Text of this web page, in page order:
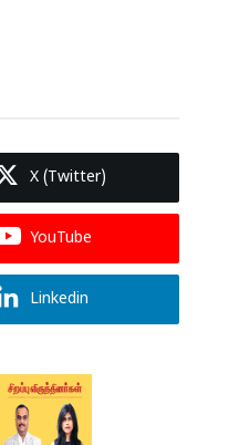
X (Twitter)
YouTube
Linkedin